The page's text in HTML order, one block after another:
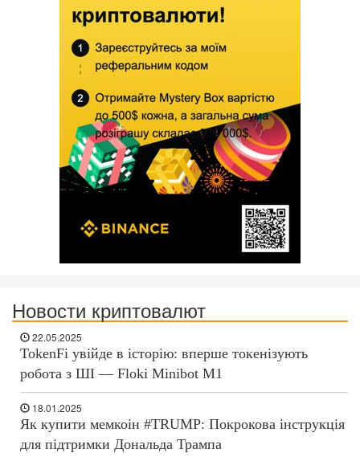
Новости криптовалют
22.05.2025
TokenFi увійде в історію: вперше токенізують
робота з ШІ — Floki Minibot M1
18.01.2025
Як купити мемкоін #TRUMP: Покрокова інструкція
для підтримки Дональда Трампа